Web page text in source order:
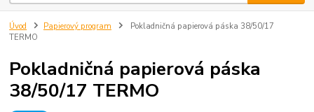
Úvod Papierový program
Pokladničná papierová páska 38/50/17
TERMO
Pokladničná papierová páska
38/50/17 TERMO